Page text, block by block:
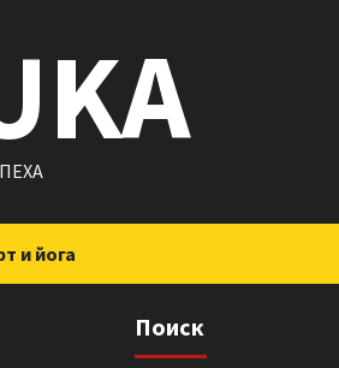
и йога
Поиск